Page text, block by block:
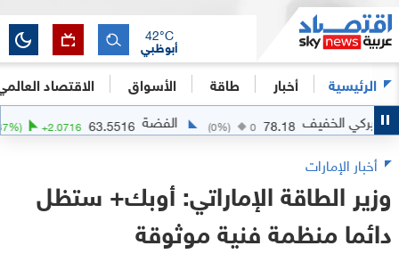
الرئيسية أخبار طاقة الأسواق الاقتصاد
أبوظبي
42°C
الخفيف 78.18
0
0%) الفضة 63.5516
+2.0716
(+3.37%)
أخبار الإمارات
وزير الطاقة الإماراتي: أوبك+ ستظل
دائما منظمة فنية موثوقة